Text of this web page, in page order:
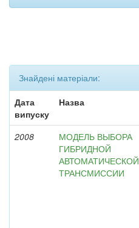
Знайдені матеріали:
Дата
випуску
Назва
2008
МОДЕЛЬ ВЫБОРА
ГИБРИДНОЙ
АВТОМАТИЧЕСКОЙ
ТРАНСМИССИИ